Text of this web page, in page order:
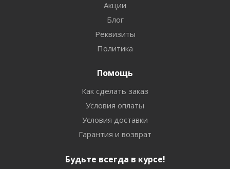
Акции
Блог
Реквизиты
Политика
Помощь
Как сделать заказ
Условия оплаты
Условия доставки
Гарантия и возврат
Будьте всегда в курсе!